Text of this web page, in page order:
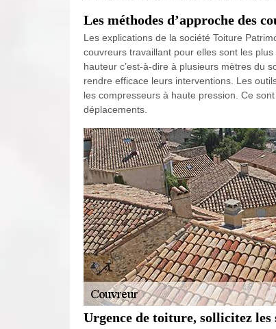
Les méthodes d’approche des
Les explications de la société Toiture
couvreurs travaillant pour elles sont les
hauteur c’est-à-dire à plusieurs mètres du
rendre efficace leurs interventions. Les
les compresseurs à haute pression. Ce
déplacements.
Urgence de toiture, sollicitez